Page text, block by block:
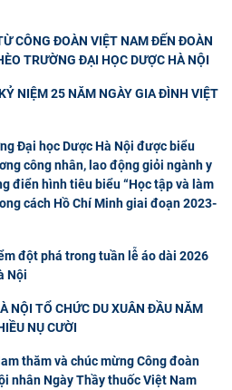
CÔNG ĐOÀN VIỆT NAM ĐẾN ĐOÀN
TRƯỜNG ĐẠI HỌC DƯỢC HÀ NỘI
NIỆM 25 NĂM NGÀY GIA ĐÌNH VIỆT
Đại học Dược Hà Nội được biểu
công nhân, lao động giỏi ngành y
điển hình tiêu biểu “Học tập và làm
cách Hồ Chí Minh giai đoạn 2023-
đột phá trong tuần lễ áo dài 2026
Nội
NỘI TỔ CHỨC DU XUÂN ĐẦU NĂM
NỤ CƯỜI
thăm và chúc mừng Công đoàn
nhân Ngày Thầy thuốc Việt Nam